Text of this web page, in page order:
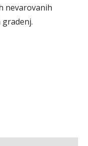
nevarovanih